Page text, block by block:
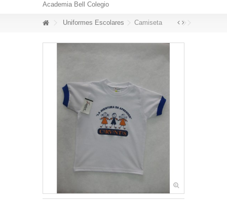
Academia Bell Colegio
Uniformes Escolares Camiseta